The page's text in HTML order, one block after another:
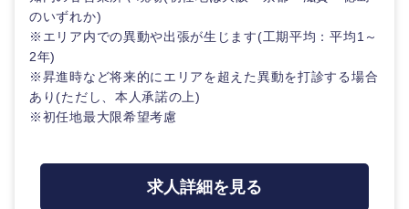
のいずれか)
※エリア内での異動や出張が生じます(工期平均：平均1～
2年)
※昇進時など将来的にエリアを超えた異動を打診する場合
あり(ただし、本人承諾の上)
※初任地最大限希望考慮
求人詳細を見る